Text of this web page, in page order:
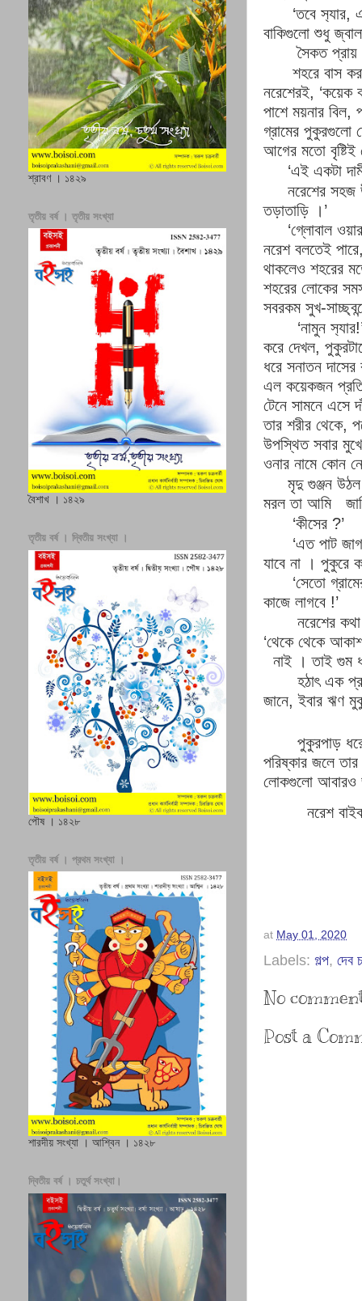
‘তবে স‍্যার,
বাকিগুলো শুধু
সৈকত
শহরে বাস
নরেশেরই, ‘কয়েক
পাশে ময়নার বিল,
গ্রামের পুকুরগুলো
আগের মতো বৃষ্টিই
‘এই একটা
নরেশের
তড়াতাড়ি ।’
‘গ্লোবাল
নরেশ বলতেই পারে
থাকলেও শহরের
শহরের লোকের
সবরকম সুখ-
‘নামুন স‍্যার
করে দেখল,
ধরে সনাতন
এল কয়েকজন
টেনে সামনে এসে
তার শরীর থেকে,
উপস্থিত সবার
ওনার নামে কোন
মৃদু গুঞ্জন
মরল তা আমি
‘কীসের ?’
‘এত পাট
যাবে না । পুকুরে
‘সেতো
কাজে লাগবে !’
নরেশের
‘থেকে থেকে
নাই ।তাই গুম
হঠাৎ এক
জানে,ইবার ঋণ
পুকুরপাড়
পরিষ্কার জলে
লোকগুলো আবারও
নরেশ
at May 01, 2020
Labels: গল্প, দেব
No
Post a
শ্রাবণ । ১৪২৯
তৃতীয় বর্ষ । তৃতীয় সংখ্যা
বৈশাখ । ১৪২৯
তৃতীয় বর্ষ । দ্বিতীয় সংখ্যা ।
পৌষ । ১৪২৮
তৃতীয় বর্ষ । প্রথম সংখ্যা ।
শারদীয় সংখ্যা । আশ্বিন । ১৪২৮
দ্বিতীয় বর্ষ । চতুর্থ সংখ্যা।